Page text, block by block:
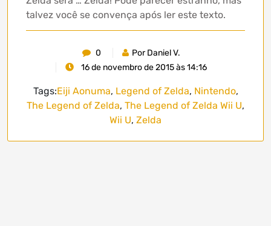
talvez você se convença após ler este texto.
0
Por Daniel V.
16 de novembro de 2015 às 14:16
Tags:Eiji Aonuma, Legend of Zelda, Nintendo,
The Legend of Zelda, The Legend of Zelda Wii U,
Wii U, Zelda